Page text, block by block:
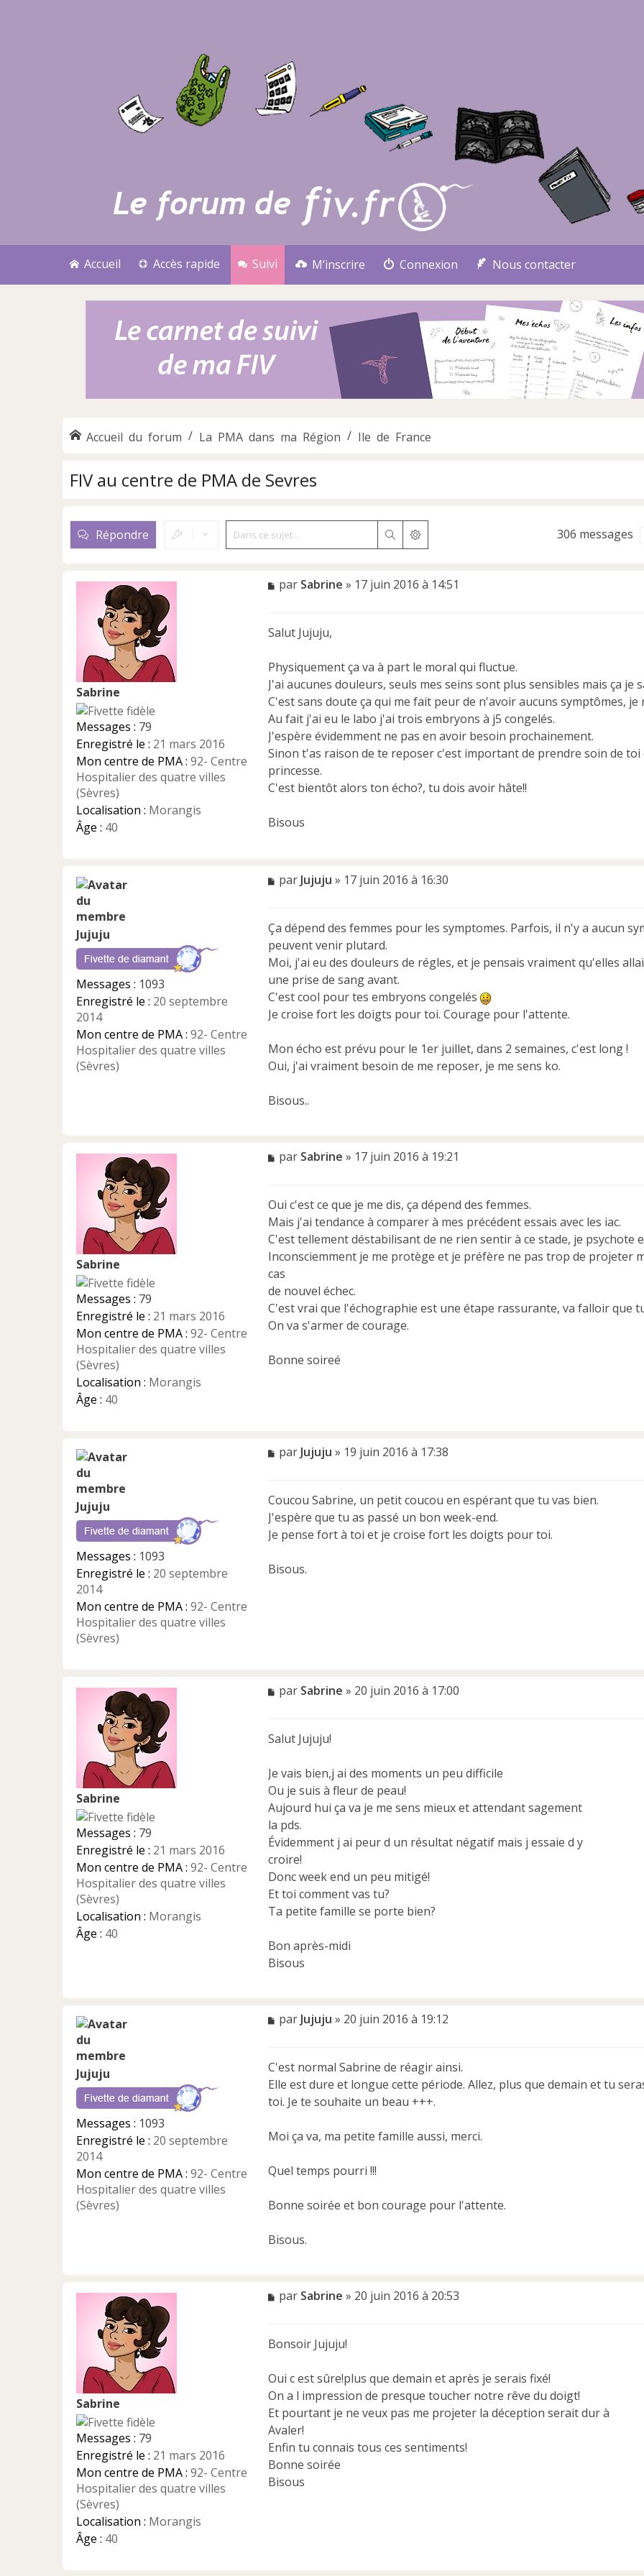
Accueil Accès rapide Suivi M’inscrire Connexion Nous contacter
Accueil du forum La PMA dans ma Région Ile de France
FIV au centre de PMA de Sevres
Répondre RechercherRecherche avancée 306 messages
Sabrine
Messages : 79
Enregistré le : 21 mars 2016
Mon centre de PMA : 92- Centre
Hospitalier des quatre villes
(Sèvres)
Localisation : Morangis
Âge : 40
M
a
e
n
o
n
l
u
par Sabrine » 17 juin 2016 à 14:51
Salut Jujuju,
Physiquement ça va à part le moral qui fluctue.
J'ai aucunes douleurs, seuls mes seins sont plus sensibles mais ça
C'est sans doute ça qui me fait peur de n'avoir aucuns symptômes, je
Au fait j'ai eu le labo j'ai trois embryons à j5 congelés.
J'espère évidemment ne pas en avoir besoin prochainement.
Sinon t'as raison de te reposer c'est important de prendre soin de
princesse.
C'est bientôt alors ton écho?, tu dois avoir hâte!!
Bisous
Jujuju
Messages : 1093
Enregistré le : 20 septembre
2014
Mon centre de PMA : 92- Centre
Hospitalier des quatre villes
(Sèvres)
M
a
g
e
n
o
n
l
par Jujuju » 17 juin 2016 à 16:30
Ça dépend des femmes pour les symptomes. Parfois, il n'y a aucun
peuvent venir plutard.
Moi, j'ai eu des douleurs de régles, et je pensais vraiment qu'elles
une prise de sang avant.
C'est cool pour tes embryons congelés
Je croise fort les doigts pour toi. Courage pour l'attente.
Mon écho est prévu pour le 1er juillet, dans 2 semaines, c'est long !
Oui, j'ai vraiment besoin de me reposer, je me sens ko.
Bisous..
Sabrine
Messages : 79
Enregistré le : 21 mars 2016
Mon centre de PMA : 92- Centre
Hospitalier des quatre villes
(Sèvres)
Localisation : Morangis
Âge : 40
M
a
g
e
n
o
n
l
u
par Sabrine » 17 juin 2016 à 19:21
Oui c'est ce que je me dis, ça dépend des femmes.
Mais j'ai tendance à comparer à mes précédent essais avec les iac.
C'est tellement déstabilisant de ne rien sentir à ce stade, je psychote
Inconsciemment je me protège et je préfère ne pas trop de projeter
cas
de nouvel échec.
C'est vrai que l'échographie est une étape rassurante, va falloir que
On va s'armer de courage.
Bonne soireé
Jujuju
Messages : 1093
Enregistré le : 20 septembre
2014
Mon centre de PMA : 92- Centre
Hospitalier des quatre villes
(Sèvres)
M
a
g
e
n
n
par Jujuju » 19 juin 2016 à 17:38
Coucou Sabrine, un petit coucou en espérant que tu vas bien.
J'espère que tu as passé un bon week-end.
Je pense fort à toi et je croise fort les doigts pour toi.
Bisous.
Sabrine
Messages : 79
Enregistré le : 21 mars 2016
Mon centre de PMA : 92- Centre
Hospitalier des quatre villes
(Sèvres)
Localisation : Morangis
Âge : 40
M
a
e
n
o
n
l
u
par Sabrine » 20 juin 2016 à 17:00
Salut Jujuju!
Je vais bien,j ai des moments un peu difficile
Ou je suis à fleur de peau!
Aujourd hui ça va je me sens mieux et attendant sagement
la pds.
Évidemment j ai peur d un résultat négatif mais j essaie d y
croire!
Donc week end un peu mitigé!
Et toi comment vas tu?
Ta petite famille se porte bien?
Bon après-midi
Bisous
Jujuju
Messages : 1093
Enregistré le : 20 septembre
2014
Mon centre de PMA : 92- Centre
Hospitalier des quatre villes
(Sèvres)
M
s
a
g
e
n
u
par Jujuju » 20 juin 2016 à 19:12
C'est normal Sabrine de réagir ainsi.
Elle est dure et longue cette période. Allez, plus que demain et tu
toi. Je te souhaite un beau +++.
Moi ça va, ma petite famille aussi, merci.
Quel temps pourri !!!
Bonne soirée et bon courage pour l'attente.
Bisous.
Sabrine
Messages : 79
Enregistré le : 21 mars 2016
Mon centre de PMA : 92- Centre
Hospitalier des quatre villes
(Sèvres)
Localisation : Morangis
Âge : 40
M
a
e
n
o
n
l
u
par Sabrine » 20 juin 2016 à 20:53
Bonsoir Jujuju!
Oui c est sûre!plus que demain et après je serais fixé!
On a l impression de presque toucher notre rêve du doigt!
Et pourtant je ne veux pas me projeter la déception serait dur à
Avaler!
Enfin tu connais tous ces sentiments!
Bonne soirée
Bisous